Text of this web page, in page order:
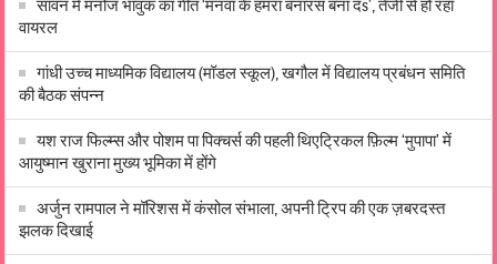
सावन में मनोज भावुक का गीत ‘मनवा के हमरा बनारस बना दs’, तेजी से हो रहा
वायरल
गांधी उच्च माध्यमिक विद्यालय (मॉडल स्कूल), खगौल में विद्यालय प्रबंधन समिति
की बैठक संपन्न
यश राज फिल्म्स और पोशम पा पिक्चर्स की पहली थिएट्रिकल फ़िल्म ‘मुपापा’ में
आयुष्मान खुराना मुख्य भूमिका में होंगे
अर्जुन रामपाल ने मॉरिशस में कंसोल संभाला, अपनी ट्रिप की एक ज़बरदस्त
झलक दिखाई